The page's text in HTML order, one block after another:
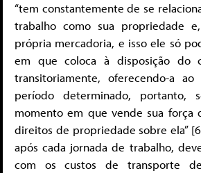
“tem constantemente de se
trabalho como sua propriedade
própria mercadoria, e isso ele só
em que coloca à disposição do
transitoriamente, oferecendo-a
período determinado, portanto,
momento em que vende sua força
direitos de propriedade sobre ela”
após cada jornada de trabalho,
com os custos de transporte